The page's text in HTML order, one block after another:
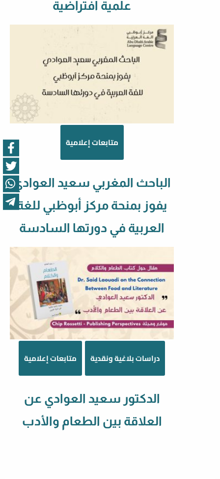
علمية افتراضية
متابعات إعلامية
الباحث المغربي سعيد العوادي
يفوز بمنحة مركز أبوظبي للغة
العربية في دورتها السادسة
متابعات إعلامية دراسات بلاغية ونقدية
الدكتور سعيد العوادي عن
العلاقة بين الطعام والأدب